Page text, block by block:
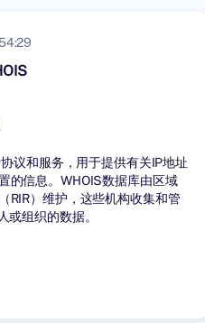
议和服务，用于提供有关IP地址
的信息。WHOIS数据库由区域
RIR）维护，这些机构收集和管
或组织的数据。